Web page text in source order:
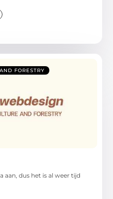
FORESTRY
aan, dus het is al weer tijd